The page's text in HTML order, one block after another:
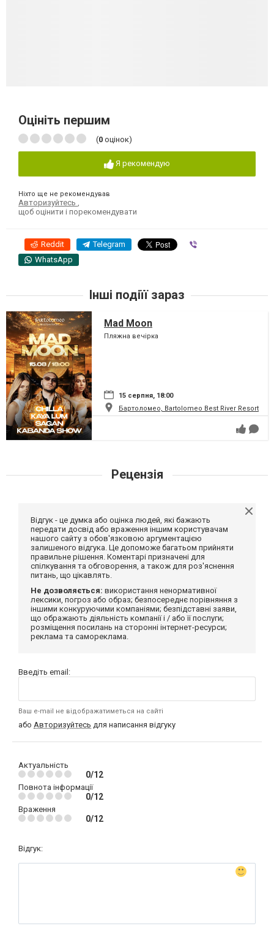
Оцініть першим
(0 оцінок)
Я рекомендую
Ніхто ще не рекомендував
Авторизуйтесь
щоб оцінити і порекомендувати
Reddit Telegram
WhatsApp
Інші подіїї зараз
Mad Moon
Пляжна вечірка
15 серпня, 18:00
Бартоломео, Bartolomeo Best River Resort
Рецензія
Відгук - це думка або оцінка людей, які бажають
передати досвід або враження іншим користувачам
нашого сайту з обов'язковою аргументацією
залишеного відгука. Це допоможе багатьом прийняти
правильне рішення. Коментарі призначені для
спілкування та обговорення, а також для роз'яснення
питань, що цікавлять.
Не дозволяється: використання ненормативної
лексики, погроз або образ; безпосереднє порівняння з
іншими конкуруючими компаніями; безпідставні заяви,
що ображають діяльність компанії і / або її послуги;
розміщення посилань на сторонні інтернет-ресурси;
реклама та самореклама.
Введіть email:
Ваш e-mail не відображатиметься на сайті
або Авторизуйтесь для написання відгуку
Актуальність
0/12
Повнота інформації
0/12
Враження
0/12
Відгук: